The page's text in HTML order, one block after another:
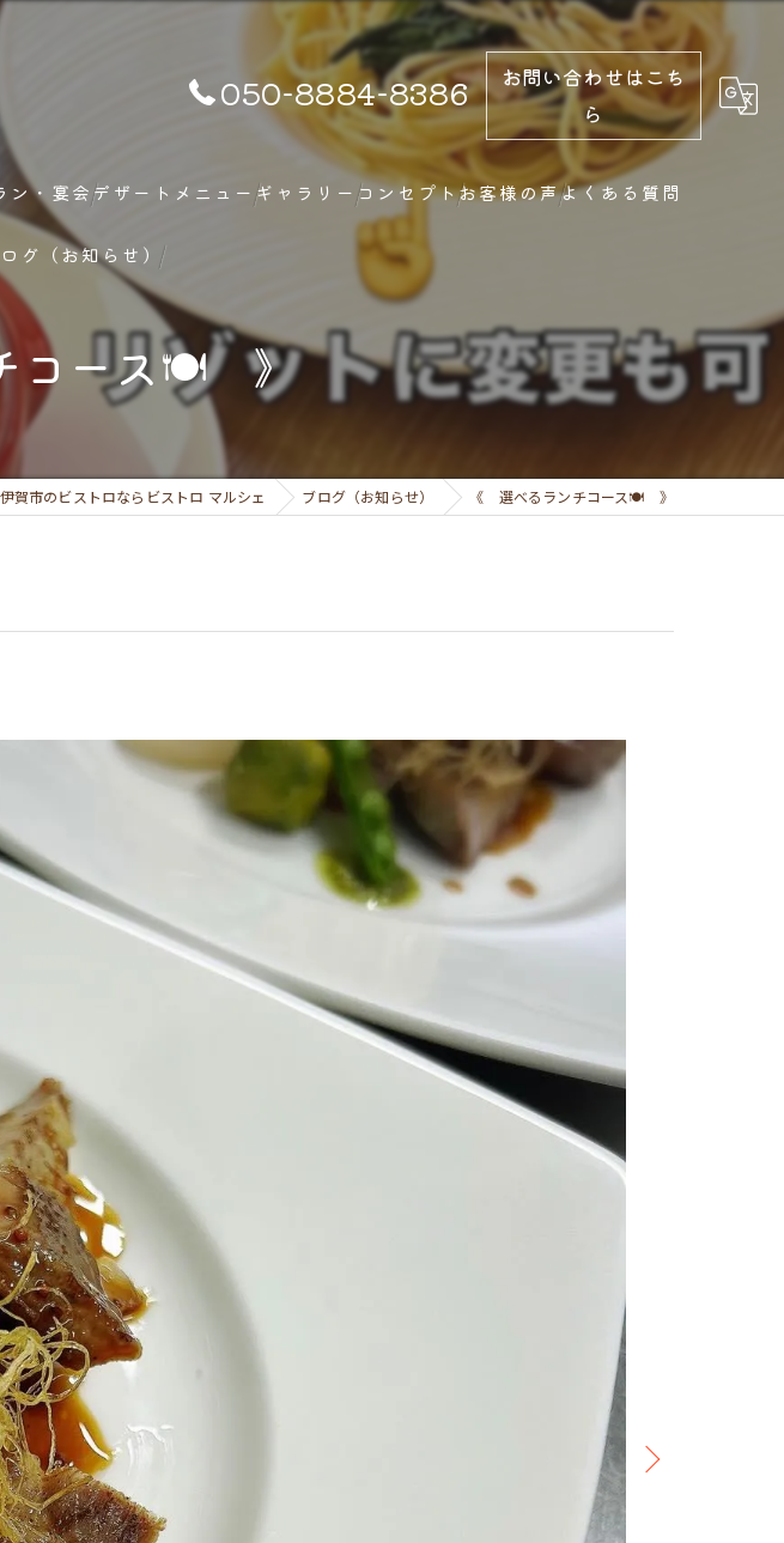
050-8884-8386
お問い合わせはこち
ら
ン・宴会デザートメニュー ギャラリー コンセプトお客様の声よくある質問
グ（お知らせ）
コース🍽️ 》
伊賀市のビストロならビストロ マルシェ ブログ（お知らせ） 《 選べるランチコース🍽️ 》